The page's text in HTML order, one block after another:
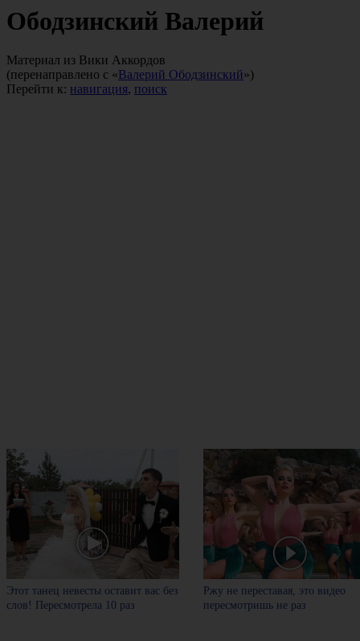
Ободзинский Валерий
Материал из Вики Аккордов
(перенаправлено с «Валерий Ободзинский»)
Перейти к: навигация, поиск
Этот танец невесты оставит вас без
слов! Пересмотрела 10 раз
Ржу не переставая, это видео
пересмотришь не раз